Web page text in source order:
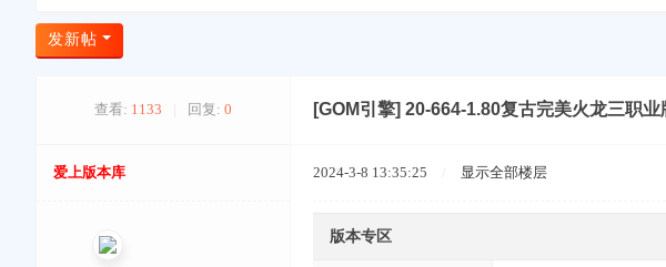
爱
上
发新帖
查看: 1133 回复: 0 [GOM引擎] 20-664-1.80复古完美火龙三职
爱上版本库 2024-3-8 13:35:25 显示全部楼层
版本专区